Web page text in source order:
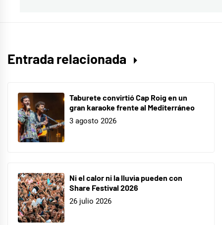
videoclip
Entrada relacionada
Taburete convirtió Cap Roig en un
gran karaoke frente al Mediterráneo
3 agosto 2026
Ni el calor ni la lluvia pueden con
Share Festival 2026
26 julio 2026